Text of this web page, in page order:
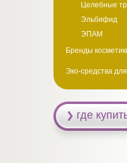
Целебные
Эльбифид
ЭПАМ
Бренды
Эко-средства
где